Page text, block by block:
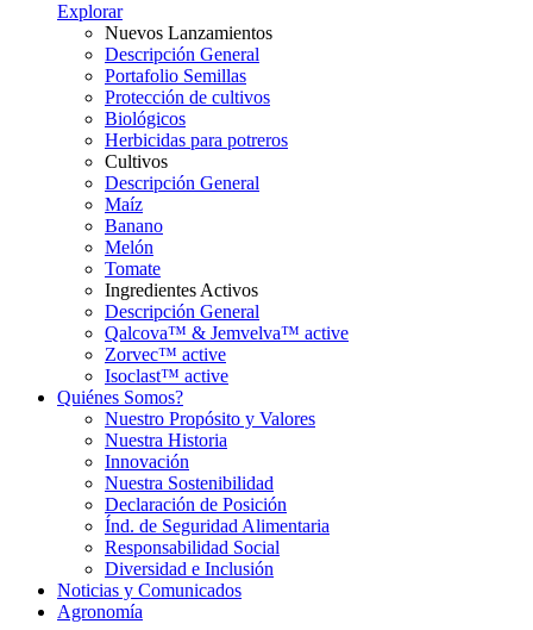
Explorar
Nuevos Lanzamientos
Descripción General
Portafolio Semillas
Protección de cultivos
Biológicos
Herbicidas para potreros
Cultivos
Descripción General
Maíz
Banano
Melón
Tomate
Ingredientes Activos
Descripción General
Qalcova™ & Jemvelva™ active
Zorvec™ active
Isoclast™ active
Quiénes Somos?
Nuestro Propósito y Valores
Nuestra Historia
Innovación
Nuestra Sostenibilidad
Declaración de Posición
Índ. de Seguridad Alimentaria
Responsabilidad Social
Diversidad e Inclusión
Noticias y Comunicados
Agronomía